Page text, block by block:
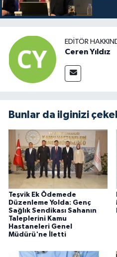
EDITÖR
Ceren Yıldız
Bunlar da ilginizi
Teşvik Ek Ödemede
Düzenleme Yolda: Genç
Sağlık Sendikası Sahanın
Taleplerini Kamu
Hastaneleri Genel
Müdürü'ne İletti